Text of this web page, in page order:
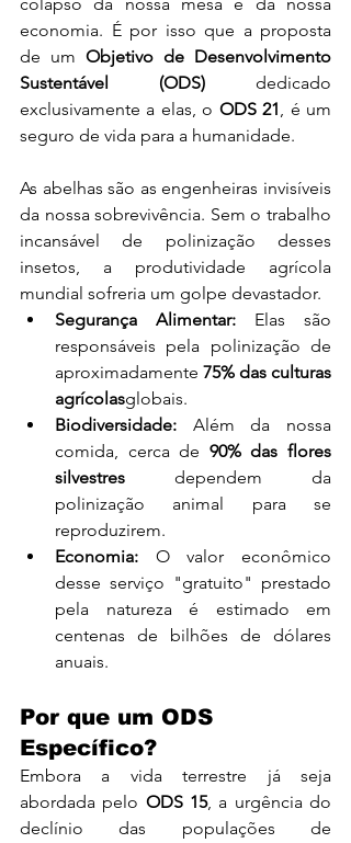
economia. É por isso que a proposta
de um Objetivo de Desenvolvimento
Sustentável (ODS) dedicado
exclusivamente a elas, o ODS 21, é um
seguro de vida para a humanidade.
As abelhas são as engenheiras invisíveis
da nossa sobrevivência. Sem o trabalho
incansável de polinização desses
insetos, a produtividade agrícola
mundial sofreria um golpe devastador.
Segurança Alimentar: Elas são
responsáveis pela polinização de
aproximadamente 75% das culturas
agrícolasglobais.
Biodiversidade: Além da nossa
comida, cerca de 90% das flores
silvestres dependem da
polinização animal para se
reproduzirem.
Economia: O valor econômico
desse serviço "gratuito" prestado
pela natureza é estimado em
centenas de bilhões de dólares
anuais.
Por que um ODS
Específico?
Embora a vida terrestre já seja
abordada pelo ODS 15, a urgência do
declínio das populações de